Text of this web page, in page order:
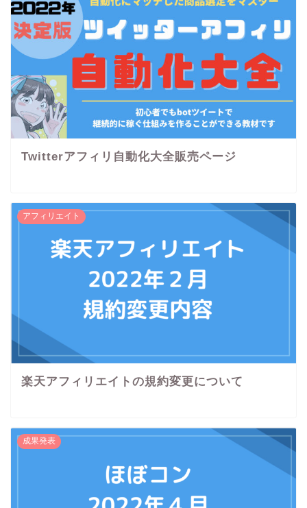
Twitterアフィリ自動化大全販売ページ
アフィリエイト
楽天アフィリエイトの規約変更について
成果発表